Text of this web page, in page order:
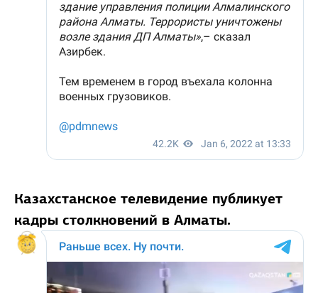
Казахстанское телевидение публикует
кадры столкновений в Алматы.